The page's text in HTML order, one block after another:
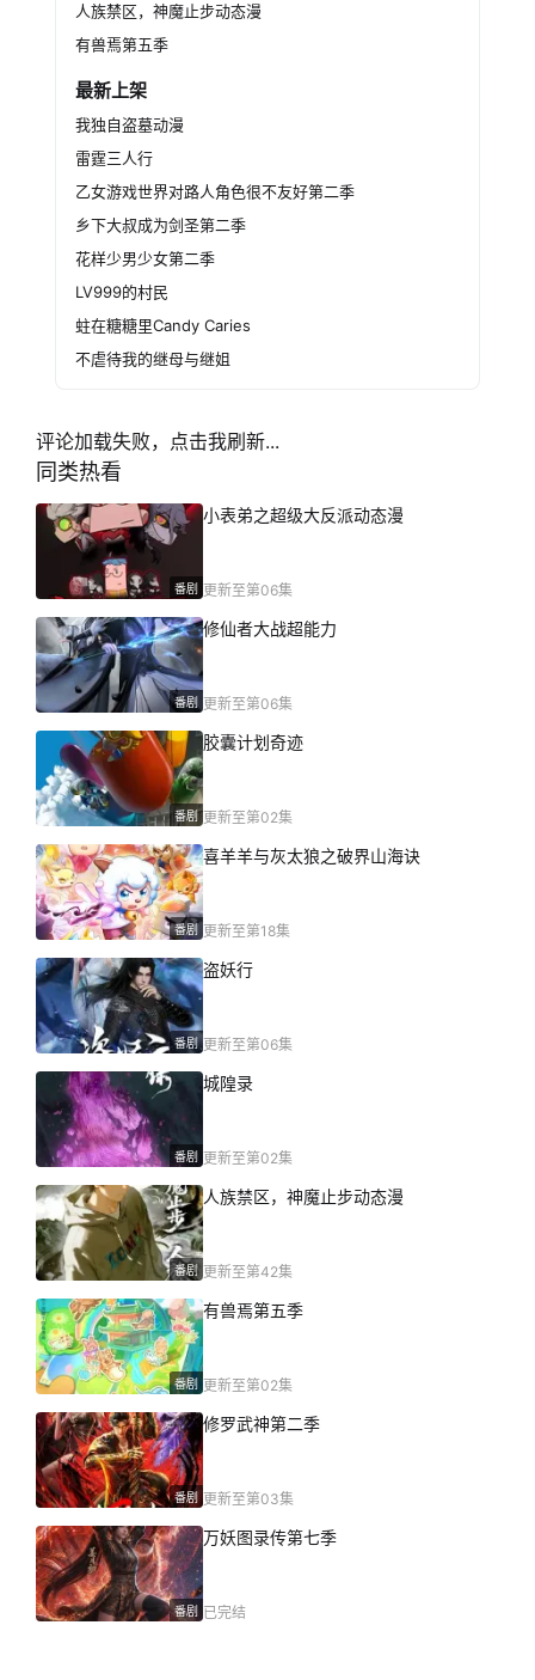
人族禁区，神魔止步动态漫
有兽焉第五季
最新上架
我独自盗墓动漫
雷霆三人行
乙女游戏世界对路人角色很不友好第二季
乡下大叔成为剑圣第二季
花样少男少女第二季
LV999的村民
蛀在糖糖里Candy Caries
不虐待我的继母与继姐
评论加载失败，点击我刷新...
同类热看
番剧
小表弟之超级大反派动态漫
更新至第06集
番剧
修仙者大战超能力
更新至第06集
番剧
胶囊计划奇迹
更新至第02集
番剧
喜羊羊与灰太狼之破界山海诀
更新至第18集
番剧
盗妖行
更新至第06集
番剧
城隍录
更新至第02集
番剧
人族禁区，神魔止步动态漫
更新至第42集
番剧
有兽焉第五季
更新至第02集
番剧
修罗武神第二季
更新至第03集
番剧
万妖图录传第七季
已完结